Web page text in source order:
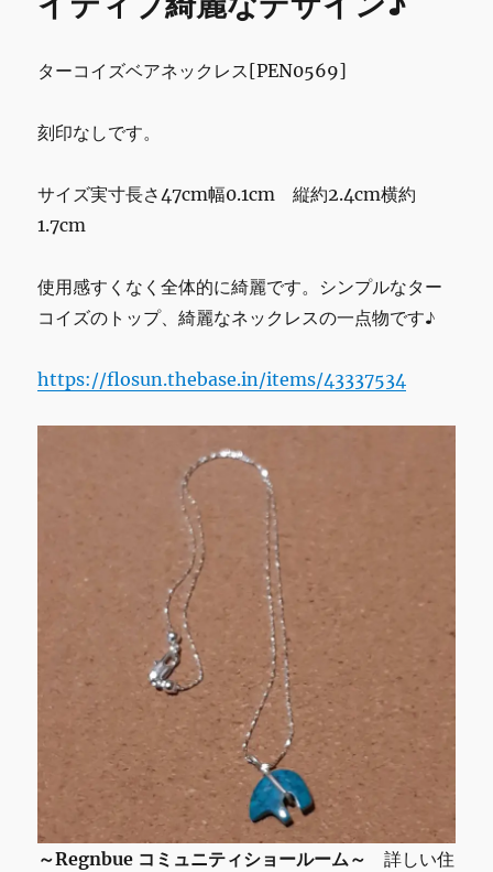
ン
用】
ク
ピ
ン
ー
チ
ン
物
に
ターコイズベアネックレス[PEN0569]
刻印なしです。
サイズ実寸長さ47cm幅0.1cm 縦約2.4cm横約
1.7cm
使用感すくなく全体的に綺麗です。シンプルなター
コイズのトップ、綺麗なネックレスの一点物です♪
https://flosun.thebase.in/items/43337534
～Regnbue コミュニティショールーム～
詳しい住